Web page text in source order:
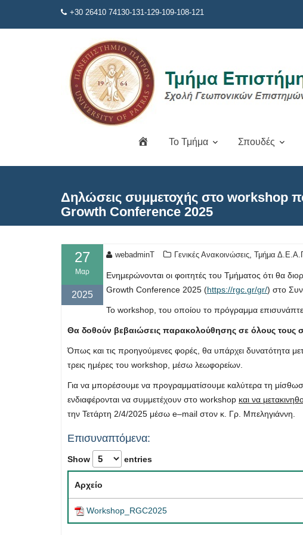
+30 26410 74130-131-129-109-108-121
χ
ή
Το Τμήμα Σπουδές
Δηλώσεις συμμετοχής στο workshop
Growth Conference 2025
27
Μαρ
2025
webadminT Γενικές Ανακοινώσεις Τμήμα
Ενημερώνονται οι φοιτητές του Τμήματος ότι θα
Growth Conference 2025 (https://rgc gr/gr/) στο
Το workshop, του οποίου το πρόγραμμα
Θα δοθούν βεβαιώσεις παρακολούθησης σε όλους τους
Όπως και τις προηγούμενες φορές, θα υπάρχει δυνατότητα
τρεις ημέρες του workshop , μέσω λεωφορείων.
Για να μπορέσουμε να προγραμματίσουμε καλύτερα τη
ενδιαφέρονται να συμμετέχουν στο workshop και να
την Τετάρτη 2/4/2025 μέσω e–mail στον κ. Γρ. Μπεληγιάννη.
Επισυναπτόμενα:
Show entries
Αρχείο
Workshop_RGC2025